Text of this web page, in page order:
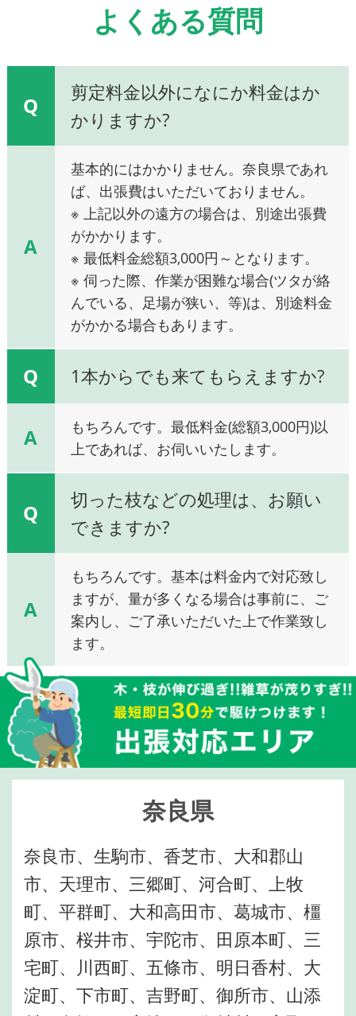
よくある質問
Q
剪定料金以外になにか料金はか
かりますか?
A
基本的にはかかりません。奈良県であれ
ば、出張費はいただいておりません。
※ 上記以外の遠方の場合は、別途出張費
がかかります。
※ 最低料金総額3,000円～となります。
※ 伺った際、作業が困難な場合(ツタが絡
んでいる、足場が狭い、等)は、別途料金
がかかる場合もあります。
Q 1本からでも来てもらえますか?
A
もちろんです。最低料金(総額3,000円)以
上であれば、お伺いいたします。
Q
切った枝などの処理は、お願い
できますか?
A
もちろんです。基本は料金内で対応致し
ますが、量が多くなる場合は事前に、ご
案内し、ご了承いただいた上で作業致し
ます。
奈良県
奈良市、生駒市、香芝市、大和郡山
市、天理市、三郷町、河合町、上牧
町、平群町、大和高田市、葛城市、橿
原市、桜井市、宇陀市、田原本町、三
宅町、川西町、五條市、明日香村、大
淀町、下市町、吉野町、御所市、山添